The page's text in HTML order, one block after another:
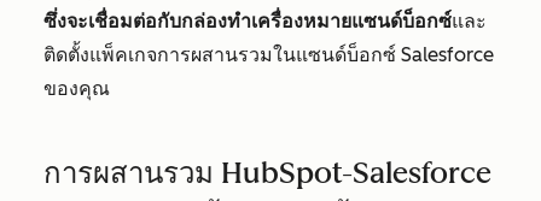
ซึ่งจะเชื่อมต่อกับกล่องทำเครื่องหมายแซนด์บ็อกซ์และ
ติดตั้งแพ็คเกจการผสานรวมในแซนด์บ็อกซ์ Salesforce
ของคุณ
การผสานรวม HubSpot-Salesforce